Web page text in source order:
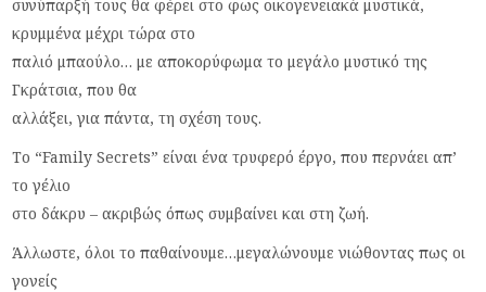
συνύπαρξή τους θα φέρει στο φως οικογενειακά μυστικά,
κρυμμένα μέχρι τώρα στο
παλιό μπαούλο… με αποκορύφωμα το μεγάλο μυστικό της
Γκράτσια, που θα
αλλάξει, για πάντα, τη σχέση τους.
Το “Family Secrets” είναι ένα τρυφερό έργο, που περνάει απ’
το γέλιο
στο δάκρυ – ακριβώς όπως συμβαίνει και στη ζωή.
Άλλωστε, όλοι το παθαίνουμε…μεγαλώνουμε νιώθοντας πως οι
γονείς